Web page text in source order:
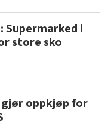
i
store sko
gjør oppkjøp for